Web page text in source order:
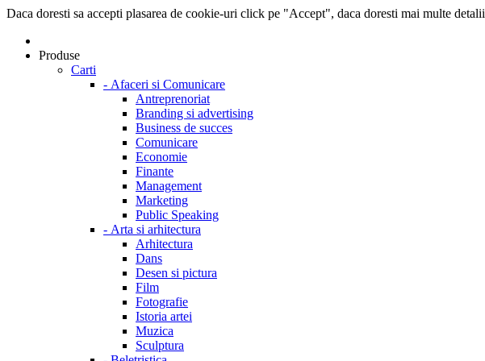
Daca doresti sa accepti plasarea de cookie-uri click pe "Accept", daca doresti mai multe detalii
Produse
Carti
- Afaceri si Comunicare
Antreprenoriat
Branding si advertising
Business de succes
Comunicare
Economie
Finante
Management
Marketing
Public Speaking
- Arta si arhitectura
Arhitectura
Dans
Desen si pictura
Film
Fotografie
Istoria artei
Muzica
Sculptura